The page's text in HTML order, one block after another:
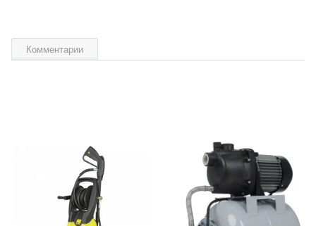
Комментарии